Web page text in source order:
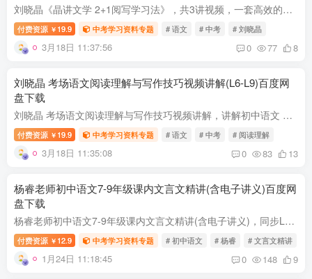
刘晓晶《晶讲文学 2+1阅写学习法》，共3讲视频，一套高效的写作方法课：从选材、构思到成文，掌握完整写作流程，思路清晰，下笔从容，写作目标明确。 课程收获： 1、专属素材体系：学会观察与积...
付费资源 ￥ 19.9 中考学习资料专题 # 语文 # 中考 # 刘晓晶
3月18日 11:37:56 0 77 8
刘晓晶 考场语文阅读理解与写作技巧视频讲解(L6-L9)百度网
盘下载
刘晓晶 考场语文阅读理解与写作技巧视频讲解，讲解初中语文 初一 至 初三 ，阅读理解实用答题技巧、写作技法。 刘晓晶老师简介： 二十年语文教学经验，2+1阅写体系创立者，省级写作大赛评委，湖...
付费资源 ￥ 19.9 中考学习资料专题 # 语文 # 中考 # 阅读理解
3月18日 11:35:08 0 83 13
杨睿老师初中语文7-9年级课内文言文精讲(含电子讲义)百度网
盘下载
杨睿老师初中语文7-9年级课内文言文精讲(含电子讲义)，同步L7-L9年级40篇课内文言文名篇，精选32篇课外佳作，讲课内容精准，逐句逐字详细讲解。 课程特点： 1、思路清晰 拓展丰富，上千张古代器...
付费资源 ￥ 12.9 中考学习资料专题 # 初中语文 # 杨睿 # 文言文精讲
1月24日 11:18:45 0 148 9